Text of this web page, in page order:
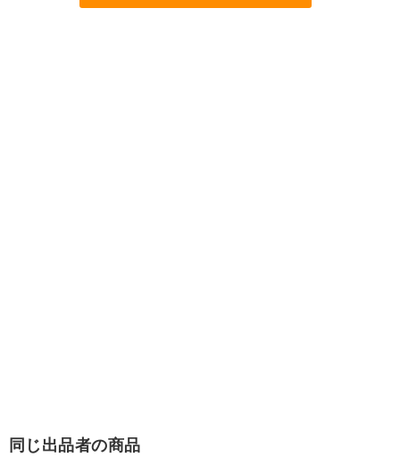
同じ出品者の商品